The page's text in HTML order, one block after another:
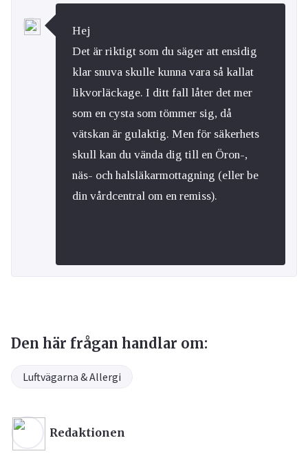
Hej
Det är riktigt som du säger att ensidig
klar snuva skulle kunna vara så kallat
likvorläckage. I ditt fall låter det mer
som en cysta som tömmer sig, då
vätskan är gulaktig. Men för säkerhets
skull kan du vända dig till en Öron-,
näs- och halsläkarmottagning (eller be
din vårdcentral om en remiss).
Den här frågan handlar om:
Luftvägarna & Allergi
Redaktionen